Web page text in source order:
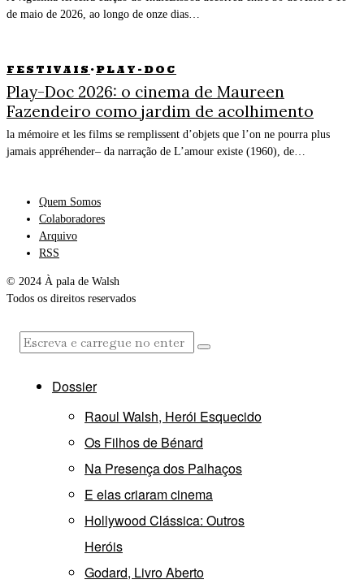
de maio de 2026, ao longo de onze dias…
FESTIVAIS · PLAY-DOC
Play-Doc 2026: o cinema de Maureen
Fazendeiro como jardim de acolhimento
la mémoire et les films se remplissent d’objets que l’on ne pourra plus
jamais appréhender– da narração de L’amour existe (1960), de…
Quem Somos
Colaboradores
Arquivo
RSS
© 2024 À pala de Walsh
Todos os direitos reservados
Dossier
Raoul Walsh, Herói Esquecido
Os Filhos de Bénard
Na Presença dos Palhaços
E elas criaram cinema
Hollywood Clássica: Outros
Heróis
Godard, Livro Aberto